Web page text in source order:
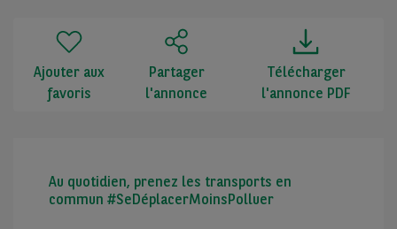
Ajouter aux
favoris
Partager
l'annonce
Télécharger
l'annonce PDF
Au quotidien, prenez les transports en
commun #SeDéplacerMoinsPolluer